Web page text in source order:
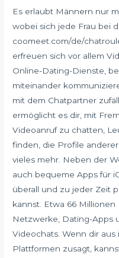
Es erlaubt Männern nur
wobei sich jede Frau bei
coomeet.com/de/
erfreuen sich vor allem
Online-Dating-Dienste,
miteinander
mit dem Chatpartner
ermöglicht es dir, mit
Videoanruf zu chatten,
finden, die Profile
vieles mehr. Neben der
auch bequeme Apps für
überall und zu jeder Zeit
kannst. Etwa 66
Netzwerke, Dating-Apps
Videochats. Wenn dir
Plattformen zusagt,